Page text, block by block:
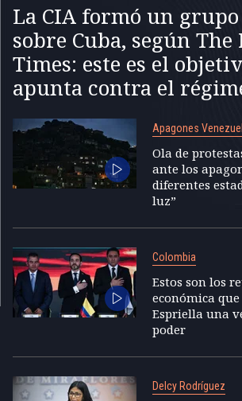
La CIA formó un
sobre Cuba, según
Times: este es el
apunta contra el
Apagones
Ola de
ante los
diferentes
luz”
Colombia
Estos son los
económica
Espriella una
poder
Delcy Rodríguez